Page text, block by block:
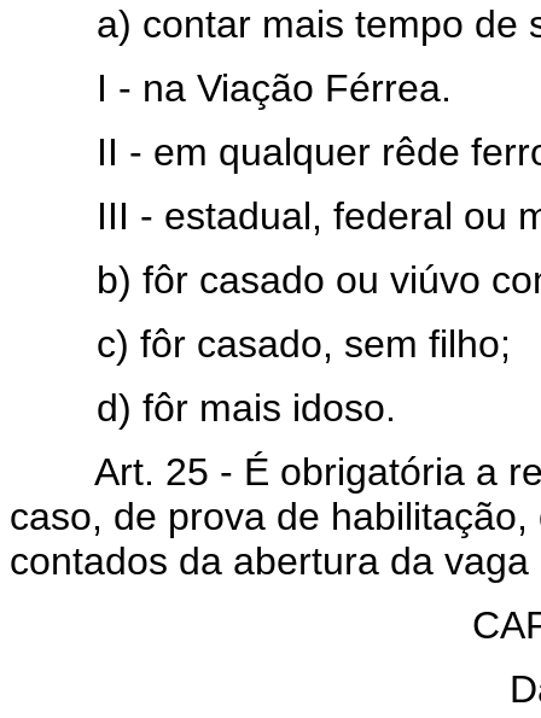
a) contar mais tempo de
I - na Viação Férrea.
II - em qualquer rêde
III - estadual, federal ou
b) fôr casado ou viúvo
c) fôr casado, sem filho;
d) fôr mais idoso.
Art. 25 - É obrigatória a
caso, de prova de
contados da abertura da